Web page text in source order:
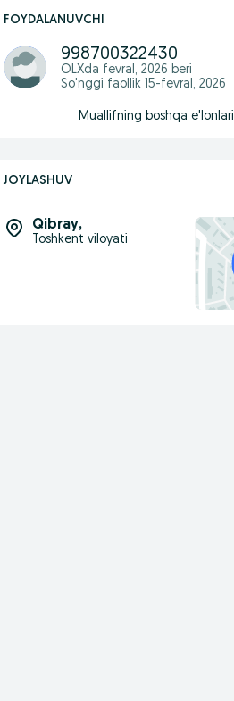
FOYDALANUVCHI
998700322430
OLXda fevral, 2026 beri
So'nggi faollik 15-fevral, 2026
Muallifning boshqa e'lonlari
JOYLASHUV
Qibray,
Toshkent viloyati